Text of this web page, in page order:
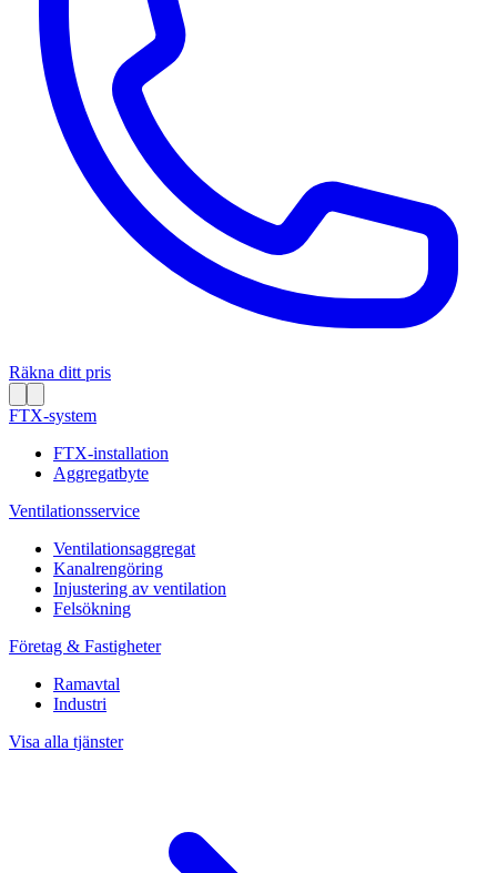
Räkna ditt pris
FTX-system
FTX-installation
Aggregatbyte
Ventilationsservice
Ventilationsaggregat
Kanalrengöring
Injustering av ventilation
Felsökning
Företag & Fastigheter
Ramavtal
Industri
Visa alla tjänster